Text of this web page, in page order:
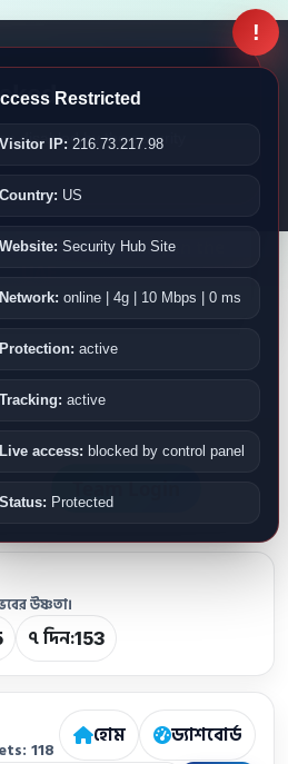
disabled by the security
!
Restricted
Visitor IP: 216.73.217.98
Country: US
Website: Security Hub Site
Network: online | 4g | 10 Mbps | 0 ms
Protection: active
Tracking: active
Live access: blocked by control panel
Status: Protected
Association
Community in the
উষ্ণতা।
৭ দিন:153
118
হোম ড্যাশবোর্ড